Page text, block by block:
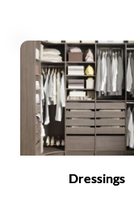
Dressings